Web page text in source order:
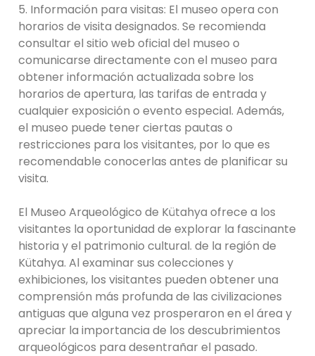
5. Información para visitas: El museo opera con
horarios de visita designados. Se recomienda
consultar el sitio web oficial del museo o
comunicarse directamente con el museo para
obtener información actualizada sobre los
horarios de apertura, las tarifas de entrada y
cualquier exposición o evento especial. Además,
el museo puede tener ciertas pautas o
restricciones para los visitantes, por lo que es
recomendable conocerlas antes de planificar su
visita.
El Museo Arqueológico de Kütahya ofrece a los
visitantes la oportunidad de explorar la fascinante
historia y el patrimonio cultural. de la región de
Kütahya. Al examinar sus colecciones y
exhibiciones, los visitantes pueden obtener una
comprensión más profunda de las civilizaciones
antiguas que alguna vez prosperaron en el área y
apreciar la importancia de los descubrimientos
arqueológicos para desentrañar el pasado.